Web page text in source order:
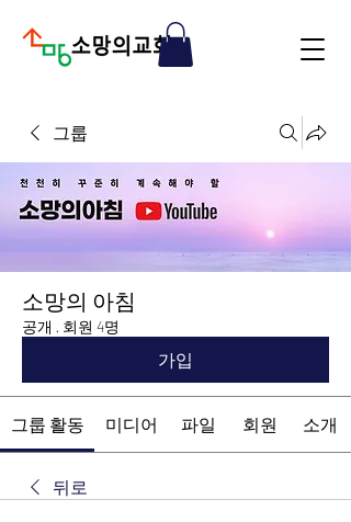
그룹
소망의 아침
공개 · 회원 4명
가입
그룹 활동 미디어 파일 회원 소개
뒤로